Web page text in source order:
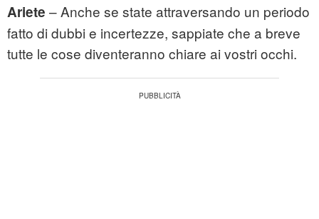
Ariete – Anche se state attraversando un periodo
fatto di dubbi e incertezze, sappiate che a breve
tutte le cose diventeranno chiare ai vostri occhi.